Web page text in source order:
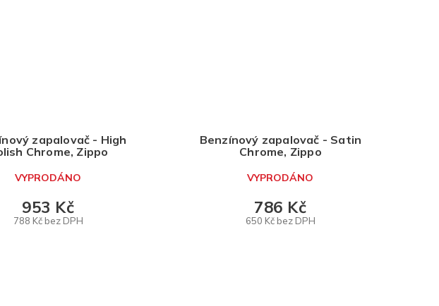
zapalovač - High
Chrome, Zippo
VYPRODÁNO
788 Kč bez DPH
953 Kč
Benzínový zapalovač - Satin
Chrome, Zippo
VYPRODÁNO
650 Kč bez DPH
786 Kč